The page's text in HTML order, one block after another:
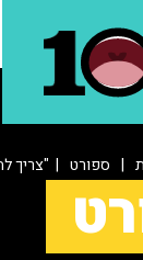
| ספורט | "צריך